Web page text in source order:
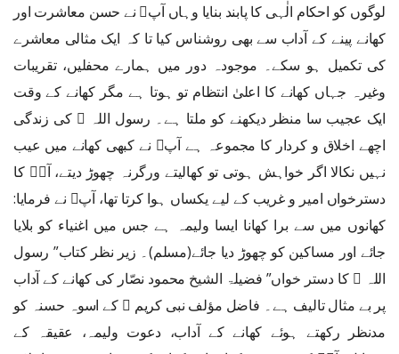
لوگوں کو احکام الٰہی کا پابند بنایا وہاں آپﷺ نے حسن معاشرت اور
کھانے پینے کے آداب سے بھی روشناس کیا تا کہ ایک مثالی معاشرے
کی تکمیل ہو سکے۔ موجودہ دور میں ہمارے محفلیں، تقریبات
وغیرہ جہاں کھانے کا اعلیٰ انتظام تو ہوتا ہے مگر کھانے کے وقت
ایک عجیب سا منظر دیکھنے کو ملتا ہے۔ رسول اللہ ﷺ کی زندگی
اچھے اخلاق و کردار کا مجموعہ ہے آپﷺ نے کبھی کھانے میں عیب
نہیں نکالا اگر خواہش ہوتی تو کھالیتے ورگرنہ چھوڑ دیتے، آپؐ کا
دسترخواں امیر و غریب کے لیے یکساں ہوا کرتا تھا، آپﷺ نے فرمایا:
کھانوں میں سے برا کھانا ایسا ولیمہ ہے جس میں اغنیاء کو بلایا
جائے اور مساکین کو چھوڑ دیا جائے(مسلم)۔ زیر نظر کتاب” رسول
اللہ ﷺ کا دستر خواں” فضیلۃ الشیخ محمود نصّار کی کھانے کے آداب
پر بے مثال تالیف ہے۔ فاضل مؤلف نبی کریم ﷺ کے اسوہ حسنہ کو
مدنظر رکھتے ہوئے کھانے کے آداب، دعوت ولیمہ، عقیقہ کے